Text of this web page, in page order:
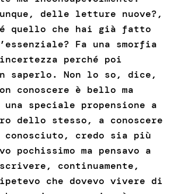
delle letture nuove?,
quello che hai già fatto
Fa una smorfia
perché poi
saperlo. Non lo so, dice,
conoscere è bello ma
una speciale propensione a
dello stesso, a conoscere
conosciuto, credo sia più
pochissimo ma pensavo a
continuamente,
che dovevo vivere di